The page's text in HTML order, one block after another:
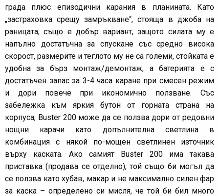
града плюс епизодични карания в планината. Като
„застраховка срещу замръкване“, стояща в джоба на
раницата, също е добър вариант, защото силата му е
напълно достатъчна за спускане със средно висока
скорост, размерите и теглото му не са големи, стойката е
удобна за бърз монтаж/демонтаж, а батерията е с
достатъчен запас за 3-4 часа каране при смесен режим
и дори повече при икономично ползване. Със
забележка към яркия бутон от горната страна на
корпуса, Buster 200 може да се ползва дори от редовни
нощни карачи като допълнителна светлина в
комбинация с някой по-мощен светлинен източник
върху каската. Ако самият Buster 200 има такава
приставка (продава се отделно), той също би могъл да
се ползва като хубав, макар и не максимално силен фар
за каска – определено си мисля, че той би бил много